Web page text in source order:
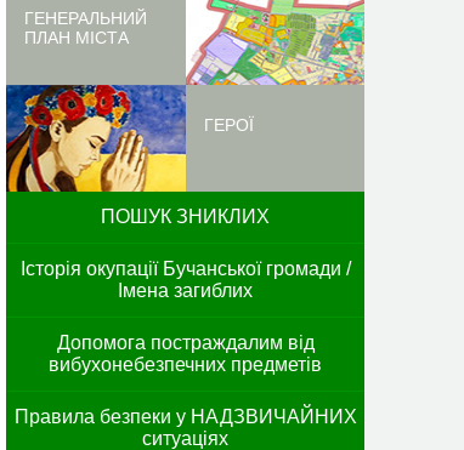
ГЕНЕРАЛЬНИЙ
ПЛАН МІСТА
ГЕРОЇ
ПОШУК ЗНИКЛИХ
Історія окупації Бучанської громади /
Імена загиблих
Допомога постраждалим від
вибухонебезпечних предметів
Правила безпеки у НАДЗВИЧАЙНИХ
ситуаціях